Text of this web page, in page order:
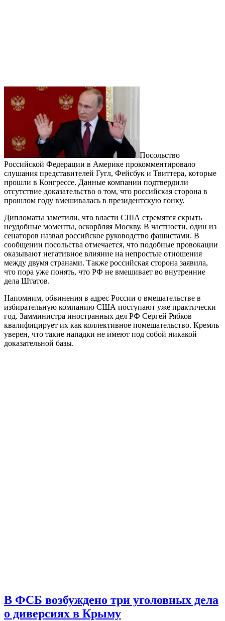
Посольство
Российской Федерации в Америке прокомментировало
слушания представителей Гугл, Фейсбук и Твиттера, которые
прошли в Конгрессе. Данные компании подтвердили
отсутствие доказательство о том, что российская сторона в
прошлом году вмешивалась в президентскую гонку.
Дипломаты заметили, что власти США стремятся скрыть
неудобные моменты, оскорбляя Москву. В частности, один из
сенаторов назвал российское руководство фашистами. В
сообщении посольства отмечается, что подобные провокации
оказывают негативное влияние на непростые отношения
между двумя странами. Также российская сторона заявила,
что пора уже понять, что РФ не вмешивает во внутренние
дела Штатов.
Напомним, обвинения в адрес России о вмешательстве в
избирательную компанию США поступают уже практически
год. Замминистра иностранных дел РФ Сергей Рябков
квалифицирует их как коллективное помешательство. Кремль
уверен, что такие нападки не имеют под собой никакой
доказательной базы.
В ФСБ возбуждено три уголовных дела
о диверсиях в Крыму